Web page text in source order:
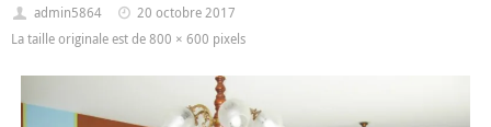
admin5864
20 octobre 2017
La taille originale est de800 × 600 pixels